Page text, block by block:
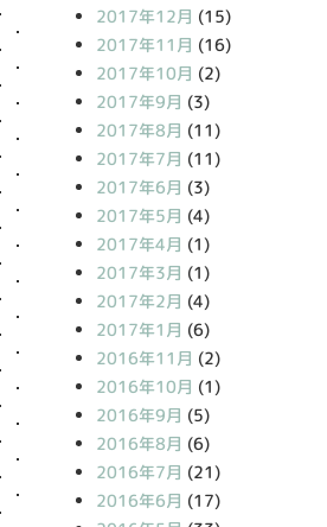
2017年12月 (15)
2017年11月 (16)
2017年10月 (2)
2017年9月 (3)
2017年8月 (11)
2017年7月 (11)
2017年6月 (3)
2017年5月 (4)
2017年4月 (1)
2017年3月 (1)
2017年2月 (4)
2017年1月 (6)
2016年11月 (2)
2016年10月 (1)
2016年9月 (5)
2016年8月 (6)
2016年7月 (21)
2016年6月 (17)